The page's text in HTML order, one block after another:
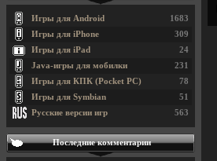
1683
Игры для Android
309
Игры для iPhone
24
Игры для iPad
231
Java-игры для мобилки
78
Игры для КПК (Pocket PC)
51
Игры для Symbian
563
Русские версии игр
Последние комментарии